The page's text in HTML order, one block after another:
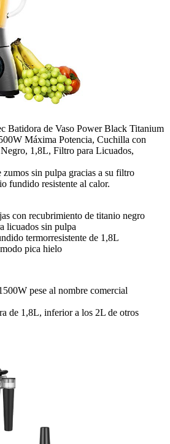
Batidora de Vaso Power Black Titanium
Máxima Potencia, Cuchilla con
1,8L, Filtro para Licuados,
zumos sin pulpa gracias a su filtro
fundido resistente al calor.
con recubrimiento de titanio negro
licuados sin pulpa
termorresistente de 1,8L
pica hielo
pese al nombre comercial
de 1,8L, inferior a los 2L de otros